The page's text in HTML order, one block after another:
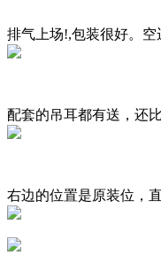
排气上场!,包装很好。空
配套的吊耳都有送，还比
右边的位置是原装位，